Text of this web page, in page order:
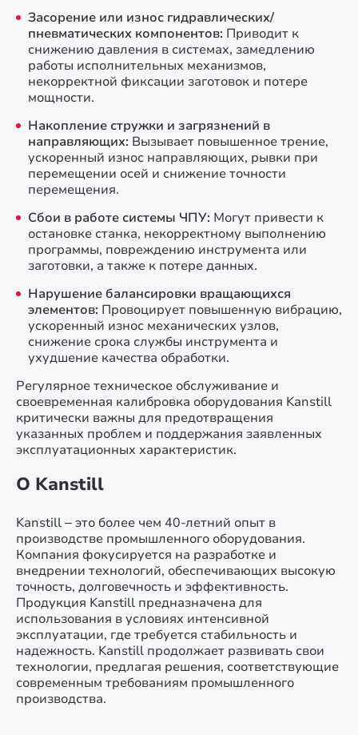
Засорение или износ гидравлических/
пневматических компонентов: Приводит к
снижению давления в системах, замедлению
работы исполнительных механизмов,
некорректной фиксации заготовок и потере
мощности.
Накопление стружки и загрязнений в
направляющих: Вызывает повышенное трение,
ускоренный износ направляющих, рывки при
перемещении осей и снижение точности
перемещения.
Сбои в работе системы ЧПУ: Могут привести к
остановке станка, некорректному выполнению
программы, повреждению инструмента или
заготовки, а также к потере данных.
Нарушение балансировки вращающихся
элементов: Провоцирует повышенную вибрацию,
ускоренный износ механических узлов,
снижение срока службы инструмента и
ухудшение качества обработки.
Регулярное техническое обслуживание и
своевременная калибровка оборудования Kanstill
критически важны для предотвращения
указанных проблем и поддержания заявленных
эксплуатационных характеристик.
О Kanstill
Kanstill – это более чем 40-летний опыт в
производстве промышленного оборудования.
Компания фокусируется на разработке и
внедрении технологий, обеспечивающих высокую
точность, долговечность и эффективность.
Продукция Kanstill предназначена для
использования в условиях интенсивной
эксплуатации, где требуется стабильность и
надежность. Kanstill продолжает развивать свои
технологии, предлагая решения, соответствующие
современным требованиям промышленного
производства.